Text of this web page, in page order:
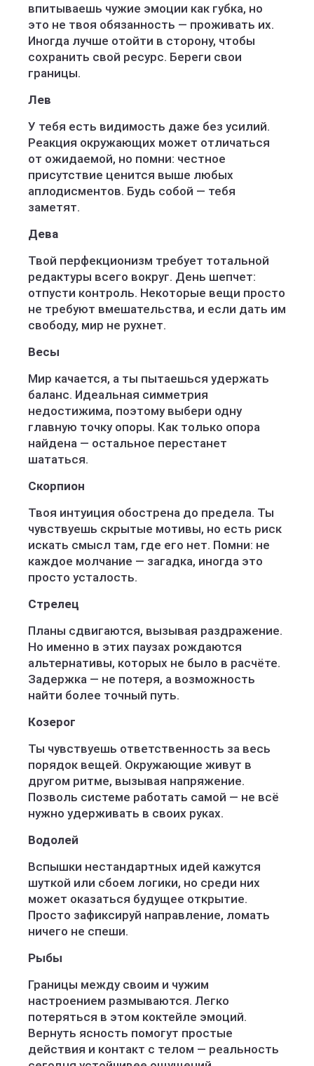
впитываешь чужие эмоции как губка, но
это не твоя обязанность — проживать их.
Иногда лучше отойти в сторону, чтобы
сохранить свой ресурс. Береги свои
границы.
Лев
У тебя есть видимость даже без усилий.
Реакция окружающих может отличаться
от ожидаемой, но помни: честное
присутствие ценится выше любых
аплодисментов. Будь собой — тебя
заметят.
Дева
Твой перфекционизм требует тотальной
редактуры всего вокруг. День шепчет:
отпусти контроль. Некоторые вещи просто
не требуют вмешательства, и если дать им
свободу, мир не рухнет.
Весы
Мир качается, а ты пытаешься удержать
баланс. Идеальная симметрия
недостижима, поэтому выбери одну
главную точку опоры. Как только опора
найдена — остальное перестанет
шататься.
Скорпион
Твоя интуиция обострена до предела. Ты
чувствуешь скрытые мотивы, но есть риск
искать смысл там, где его нет. Помни: не
каждое молчание — загадка, иногда это
просто усталость.
Стрелец
Планы сдвигаются, вызывая раздражение.
Но именно в этих паузах рождаются
альтернативы, которых не было в расчёте.
Задержка — не потеря, а возможность
найти более точный путь.
Козерог
Ты чувствуешь ответственность за весь
порядок вещей. Окружающие живут в
другом ритме, вызывая напряжение.
Позволь системе работать самой — не всё
нужно удерживать в своих руках.
Водолей
Вспышки нестандартных идей кажутся
шуткой или сбоем логики, но среди них
может оказаться будущее открытие.
Просто зафиксируй направление, ломать
ничего не спеши.
Рыбы
Границы между своим и чужим
настроением размываются. Легко
потеряться в этом коктейле эмоций.
Вернуть ясность помогут простые
действия и контакт с телом — реальность